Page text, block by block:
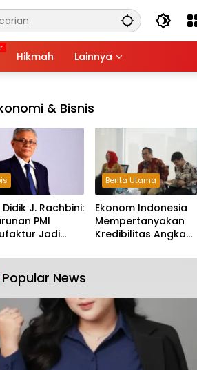
Hikmah Lainnya
& Bisnis
Didik J. Rachbini:
PMI
Jadi
Nasional
Berita Utama
Ekonom Indonesia
Mempertanyakan
Kredibilitas Angka
Tumbuh Tapi Rapuh
Popular News